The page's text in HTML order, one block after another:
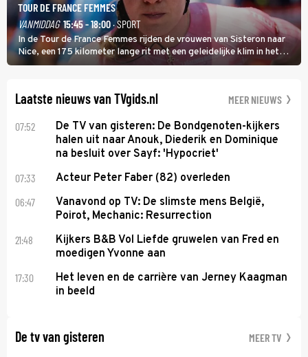
TOUR DE FRANCE FEMMES
VANMIDDAG 15:45 - 18:00· SPORT
In de Tour de France Femmes rijden de vrouwen van Sisteron naar
Nice, een 175 kilometer lange rit met een geleidelijke klim in het
midden. Dat is mogelijk niet de zwaarste hindernis, dat is de
Laatste nieuws van TVgids.nl MEER NIEUWS
07:52
De TV van gisteren: De Bondgenoten-kijkers
halen uit naar Anouk, Diederik en Dominique
na besluit over Sayf: 'Hypocriet'
07:33 Acteur Peter Faber (82) overleden
06:47
Vanavond op TV: De slimste mens België,
Poirot, Mechanic: Resurrection
21:48
Kijkers B&B Vol Liefde gruwelen van Fred en
moedigen Yvonne aan
17:30
Het leven en de carrière van Jerney Kaagman
in beeld
De tv van gisteren MEER TV